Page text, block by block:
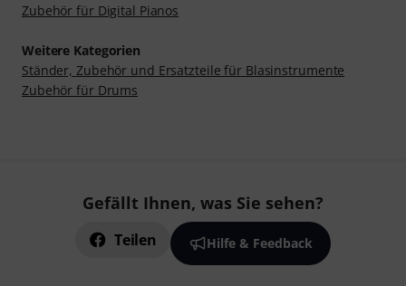
Zubehör für Digital Pianos
Weitere Kategorien
Ständer, Zubehör und Ersatzteile für Blasinstrumente
Zubehör für Drums
Gefällt Ihnen, was Sie sehen?
Teilen Hilfe & Feedback